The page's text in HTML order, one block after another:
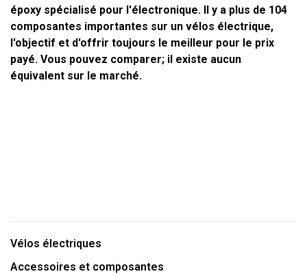
époxy spécialisé pour l'électronique. Il y a plus de 104
composantes importantes sur un vélos électrique,
l'objectif et d'offrir toujours le meilleur pour le prix
payé. Vous pouvez comparer; il existe aucun
équivalent sur le marché.
Vélos électriques
Accessoires et composantes